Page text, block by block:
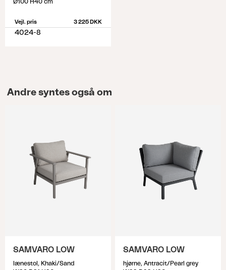
Ø100 H40 cm
Vejl. pris 3 225 DKK
4024-8
Andre syntes også om
SAMVARO LOW
lænestol, Khaki/Sand
SAMVARO LOW
hjørne, Antracit/Pearl grey